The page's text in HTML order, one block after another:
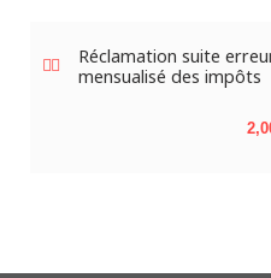
Réclamation suite
mensualisé des impôts